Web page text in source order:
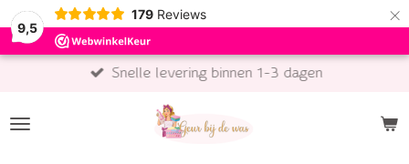
9,5
179 Reviews ×
Snelle levering binnen 1-3 dagen